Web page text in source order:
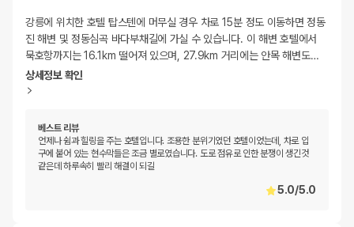
강릉에 위치한 호텔 탑스텐에 머무실 경우 차로 15분 정도 이동하면 정동
진 해변 및 정동심곡 바다부채길에 가실 수 있습니다. 이 해변 호텔에서
묵호항까지는 16.1km 떨어져 있으며, 27.9km 거리에는 안목 해변도…
상세정보 확인
베스트 리뷰
언제나 쉼과 힐링을 주는 호텔입니다. 조용한 분위기였던 호텔이었는데, 차로 입
구에 붙어 있는 현수막들은 조금 별로였습니다. 도로 점유로 인한 분쟁이 생긴것
같은데 하루속히 빨리 해결이 되길
5.0/5.0